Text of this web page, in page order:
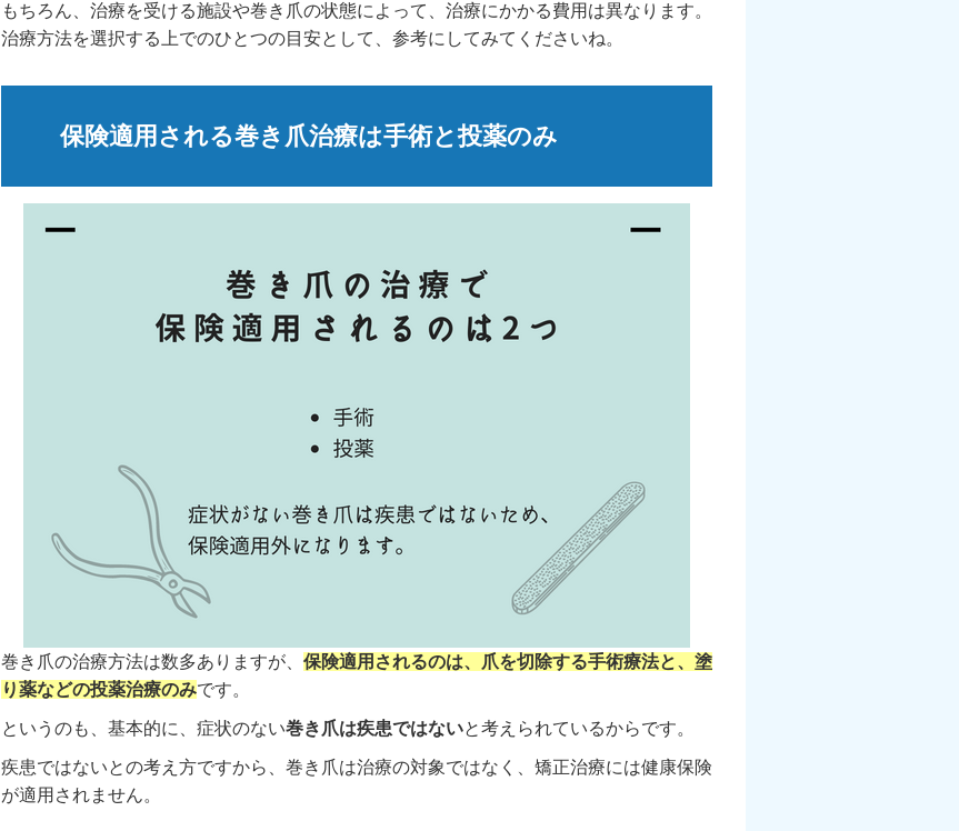
もちろん、治療を受ける施設や巻き爪の状態によって、治療にかかる費用は異なります。
治療方法を選択する上でのひとつの目安として、参考にしてみてくださいね。
保険適用される巻き爪治療は手術と投薬のみ
巻き爪の治療方法は数多ありますが、 保険適用されるのは、爪を切除する手術療法と、塗
り薬などの投薬治療のみです。
というのも、基本的に、症状のない巻き爪は疾患ではないと考えられているからです。
疾患ではないとの考え方ですから、巻き爪は治療の対象ではなく、矯正治療には健康保険
が適用されません。